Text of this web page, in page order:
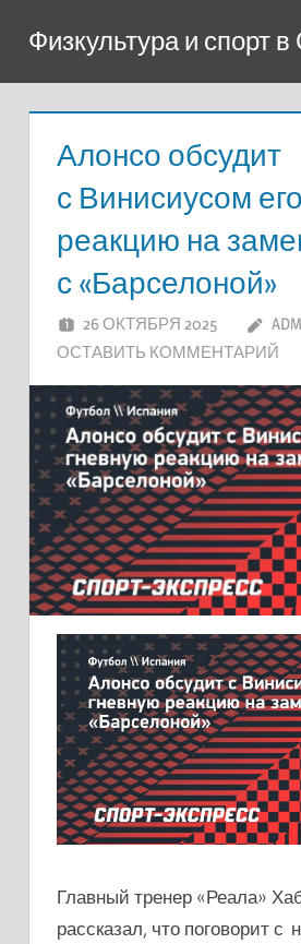
содержимому
Физкультура и спорт
Алонсо обсудит
с Винисиусом
реакцию на
с «Барселоной»
26 ОКТЯБРЯ 2025
ОСТАВИТЬ КОММЕНТАРИЙ
Главный тренер «Реала»
рассказал, что поговорит